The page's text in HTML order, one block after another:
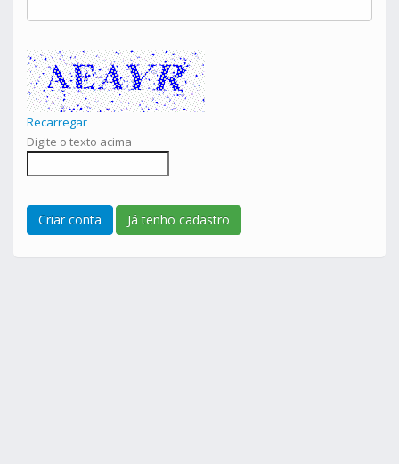
Recarregar
Digite o texto acima
Já tenho cadastro